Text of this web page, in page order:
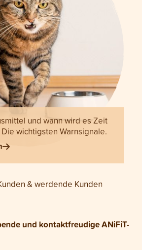
und wann wird es Zeit
wichtigsten Warnsignale.
& werdende Kunden
und kontaktfreudige ANiFiT-